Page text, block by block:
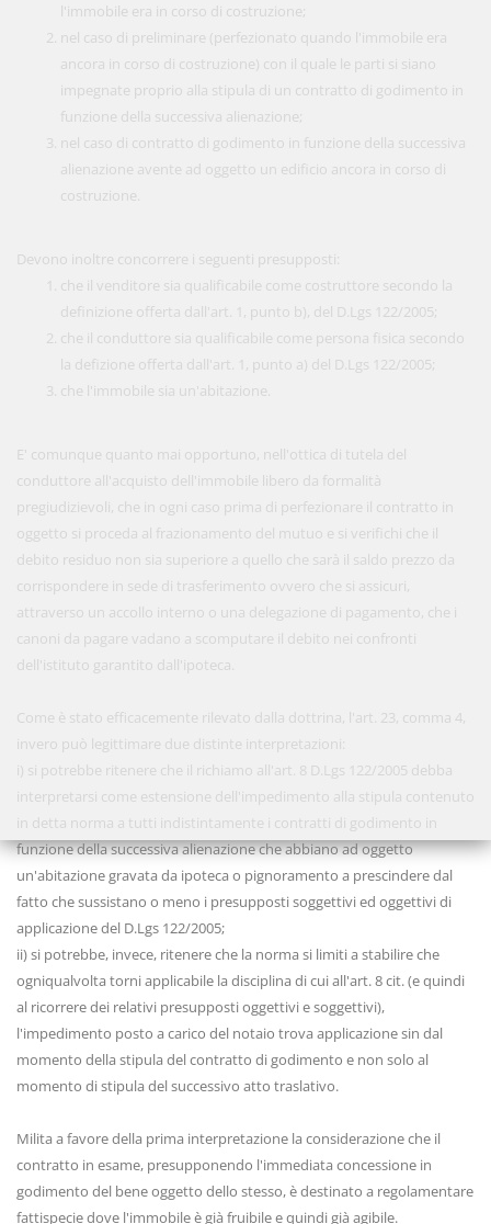
l'immobile era in corso di costruzione;
nel caso di preliminare (perfezionato quando l'immobile era
ancora in corso di costruzione) con il quale le parti si siano
impegnate proprio alla stipula di un contratto di godimento in
funzione della successiva alienazione;
nel caso di contratto di godimento in funzione della successiva
alienazione avente ad oggetto un edificio ancora in corso di
costruzione.
Devono inoltre concorrere i seguenti presupposti:
che il venditore sia qualificabile come costruttore secondo la
definizione offerta dall'art. 1, punto b), del D.Lgs 122/2005;
che il conduttore sia qualificabile come persona fisica secondo
la defizione offerta dall'art. 1, punto a) del D.Lgs 122/2005;
che l'immobile sia un'abitazione.
E' comunque quanto mai opportuno, nell'ottica di tutela del
conduttore all'acquisto dell'immobile libero da formalità
pregiudizievoli, che in ogni caso prima di perfezionare il contratto in
oggetto si proceda al frazionamento del mutuo e si verifichi che il
debito residuo non sia superiore a quello che sarà il saldo prezzo da
corrispondere in sede di trasferimento ovvero che si assicuri,
attraverso un accollo interno o una delegazione di pagamento, che i
canoni da pagare vadano a scomputare il debito nei confronti
dell'istituto garantito dall'ipoteca.
Come è stato efficacemente rilevato dalla dottrina, l'art. 23, comma 4,
invero può legittimare due distinte interpretazioni:
i) si potrebbe ritenere che il richiamo all'art. 8 D.Lgs 122/2005 debba
interpretarsi come estensione dell'impedimento alla stipula contenuto
in detta norma a tutti indistintamente i contratti di godimento in
funzione della successiva alienazione che abbiano ad oggetto
un'abitazione gravata da ipoteca o pignoramento a prescindere dal
fatto che sussistano o meno i presupposti soggettivi ed oggettivi di
applicazione del D.Lgs 122/2005;
ii) si potrebbe, invece, ritenere che la norma si limiti a stabilire che
ogniqualvolta torni applicabile la disciplina di cui all'art. 8 cit. (e quindi
al ricorrere dei relativi presupposti oggettivi e soggettivi),
l'impedimento posto a carico del notaio trova applicazione sin dal
momento della stipula del contratto di godimento e non solo al
momento di stipula del successivo atto traslativo.
Milita a favore della prima interpretazione la considerazione che il
contratto in esame, presupponendo l'immediata concessione in
godimento del bene oggetto dello stesso, è destinato a regolamentare
fattispecie dove l'immobile è già fruibile e quindi già agibile.